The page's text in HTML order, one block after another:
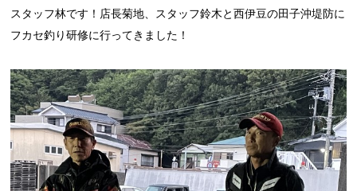
スタッフ林です！店長菊地、スタッフ鈴木と西伊豆の田子沖堤防に
フカセ釣り研修に行ってきました！